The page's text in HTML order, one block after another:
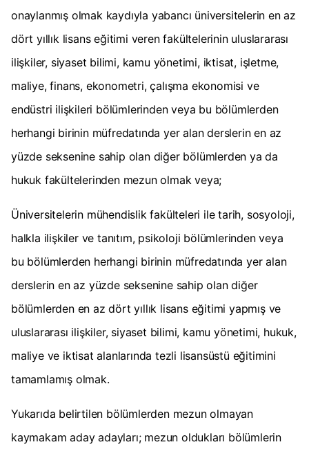
onaylanmış olmak kaydıyla yabancı üniversitelerin en az
dört yıllık lisans eğitimi veren fakültelerinin uluslararası
ilişkiler, siyaset bilimi, kamu yönetimi, iktisat, işletme,
maliye, finans, ekonometri, çalışma ekonomisi ve
endüstri ilişkileri bölümlerinden veya bu bölümlerden
herhangi birinin müfredatında yer alan derslerin en az
yüzde seksenine sahip olan diğer bölümlerden ya da
hukuk fakültelerinden mezun olmak veya;
Üniversitelerin mühendislik fakülteleri ile tarih, sosyoloji,
halkla ilişkiler ve tanıtım, psikoloji bölümlerinden veya
bu bölümlerden herhangi birinin müfredatında yer alan
derslerin en az yüzde seksenine sahip olan diğer
bölümlerden en az dört yıllık lisans eğitimi yapmış ve
uluslararası ilişkiler, siyaset bilimi, kamu yönetimi, hukuk,
maliye ve iktisat alanlarında tezli lisansüstü eğitimini
tamamlamış olmak.
Yukarıda belirtilen bölümlerden mezun olmayan
kaymakam aday adayları; mezun oldukları bölümlerin